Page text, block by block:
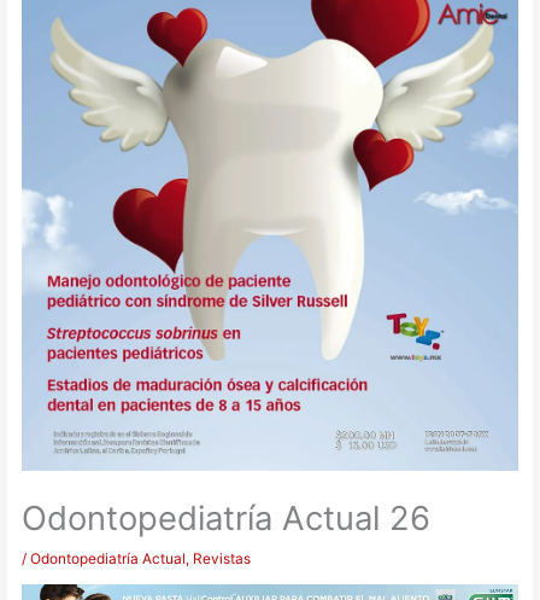
Odontopediatría Actual 26
/Odontopediatría Actual, Revistas